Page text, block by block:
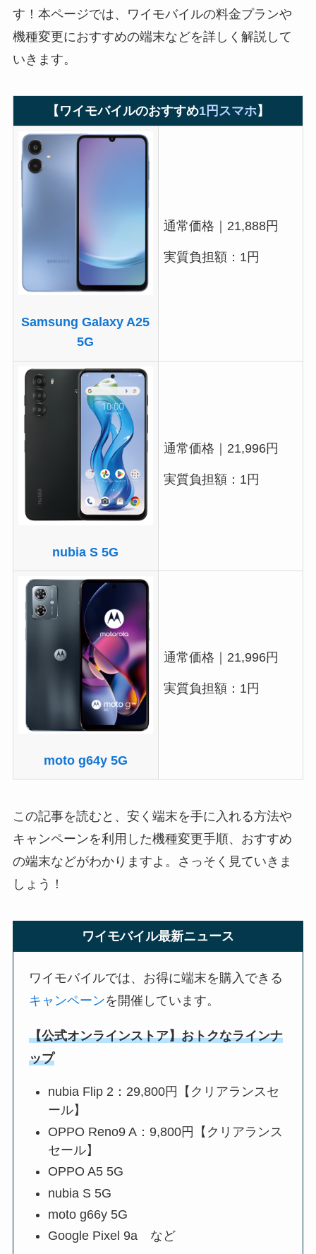
す！本ページでは、ワイモバイルの料金プランや
機種変更におすすめの端末などを詳しく解説して
いきます。
【ワイモバイルのおすすめ1円スマホ】
Samsung Galaxy A25
5G
通常価格｜21,888円
実質負担額：1円
nubia S 5G
通常価格｜21,996円
実質負担額：1円
moto g64y 5G
通常価格｜21,996円
実質負担額：1円
この記事を読むと、安く端末を手に入れる方法や
キャンペーンを利用した機種変更手順、おすすめ
の端末などがわかりますよ。さっそく見ていきま
しょう！
ワイモバイル最新ニュース
ワイモバイルでは、お得に端末を購入できる
キャンペーンを開催しています。
【公式オンラインストア】おトクなラインナ
ップ
nubia Flip 2：29,800円【クリアランスセ
ール】
OPPO Reno9 A：9,800円【クリアランス
セール】
OPPO A5 5G
nubia S 5G
moto g66y 5G
Google Pixel 9a など